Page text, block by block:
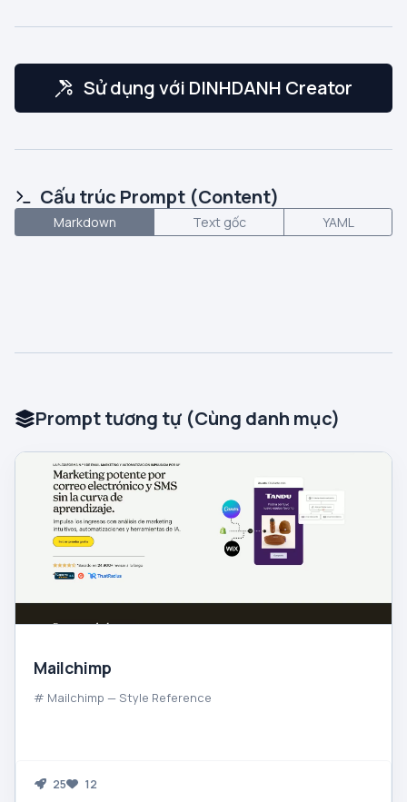
Sử dụng với DINHDANH Creator
Cấu trúc Prompt (Content)
Markdown Text gốc YAML
Prompt tương tự (Cùng danh mục)
Mailchimp
# Mailchimp — Style Reference
25 12